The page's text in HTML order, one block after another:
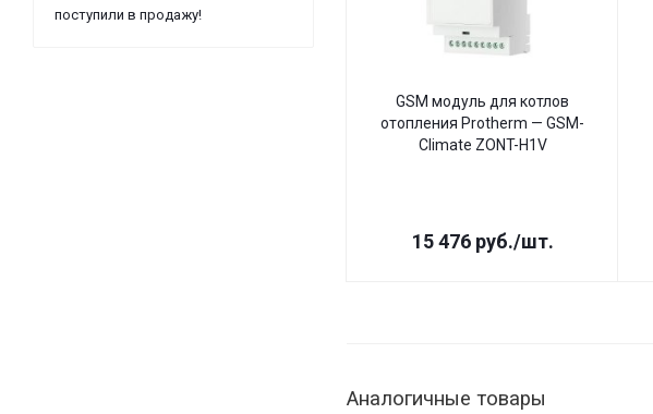
GSM модуль для котлов
отопления Protherm — GSM-
Climate ZONT-H1V
15 476руб./шт.
Аналогичные товары
поступили в продажу!